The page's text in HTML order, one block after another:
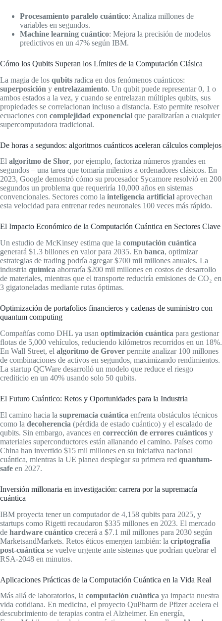
Procesamiento paralelo cuántico: Analiza millones de
variables en segundos.
Machine learning cuántico: Mejora la precisión de modelos
predictivos en un 47% según IBM.
Cómo los Qubits Superan los Límites de la Computación Clásica
La magia de los qubits radica en dos fenómenos cuánticos:
superposición y entrelazamiento. Un qubit puede representar 0, 1 o
ambos estados a la vez, y cuando se entrelazan múltiples qubits, sus
propiedades se correlacionan incluso a distancia. Esto permite resolver
ecuaciones con complejidad exponencial que paralizarían a cualquier
supercomputadora tradicional.
De horas a segundos: algoritmos cuánticos aceleran cálculos complejos
El algoritmo de Shor, por ejemplo, factoriza números grandes en
segundos – una tarea que tomaría milenios a ordenadores clásicos. En
2023, Google demostró cómo su procesador Sycamore resolvió en 200
segundos un problema que requeriría 10,000 años en sistemas
convencionales. Sectores como la inteligencia artificial aprovechan
esta velocidad para entrenar redes neuronales 100 veces más rápido.
El Impacto Económico de la Computación Cuántica en Sectores Clave
Un estudio de McKinsey estima que la computación cuántica
generará $1.3 billones en valor para 2035. En banca, optimizar
estrategias de trading podría agregar $700 mil millones anuales. La
industria química ahorraría $200 mil millones en costos de desarrollo
de materiales, mientras que el transporte reduciría emisiones de CO₂ en
3 gigatoneladas mediante rutas óptimas.
Optimización de portafolios financieros y cadenas de suministro con
quantum computing
Compañías como DHL ya usan optimización cuántica para gestionar
flotas de 5,000 vehículos, reduciendo kilómetros recorridos en un 18%.
En Wall Street, el algoritmo de Grover permite analizar 100 millones
de combinaciones de activos en segundos, maximizando rendimientos.
La startup QCWare desarrolló un modelo que reduce el riesgo
crediticio en un 40% usando solo 50 qubits.
El Futuro Cuántico: Retos y Oportunidades para la Industria
El camino hacia la supremacía cuántica enfrenta obstáculos técnicos
como la decoherencia (pérdida de estado cuántico) y el escalado de
qubits. Sin embargo, avances en corrección de errores cuánticos y
materiales superconductores están allanando el camino. Países como
China han invertido $15 mil millones en su iniciativa nacional
cuántica, mientras la UE planea desplegar su primera red quantum-
safe en 2027.
Inversión millonaria en investigación: carrera por la supremacía
cuántica
IBM proyecta tener un computador de 4,158 qubits para 2025, y
startups como Rigetti recaudaron $335 millones en 2023. El mercado
de hardware cuántico crecerá a $7.1 mil millones para 2030 según
MarketsandMarkets. Retos éticos emergen también: la criptografía
post-cuántica se vuelve urgente ante sistemas que podrían quebrar el
RSA-2048 en minutos.
Aplicaciones Prácticas de la Computación Cuántica en la Vida Real
Más allá de laboratorios, la computación cuántica ya impacta nuestra
vida cotidiana. En medicina, el proyecto QuPharm de Pfizer acelera el
descubrimiento de terapias contra el Alzheimer. En energía,